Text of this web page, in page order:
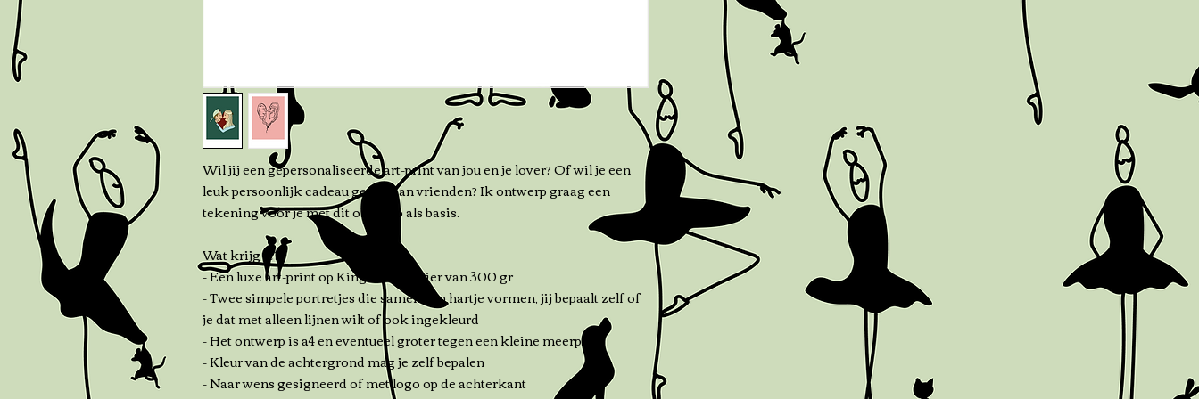
Wil jij een gepersonaliseerde art-print van jou en je lover? Of wil je een
leuk persoonlijk cadeau geven aan vrienden? Ik ontwerp graag een
tekening voor je met dit ontwerp als basis.
Wat krijg je?
- Een luxe art-print op King HVO papier van 300 gr
- Twee simpele portretjes die samen een hartje vormen, jij bepaalt zelf of
je dat met alleen lijnen wilt of ook ingekleurd
- Het ontwerp is a4 en eventueel groter tegen een kleine meerprijs
- Kleur van de achtergrond mag je zelf bepalen
- Naar wens gesigneerd of met logo op de achterkant